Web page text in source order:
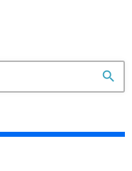
search